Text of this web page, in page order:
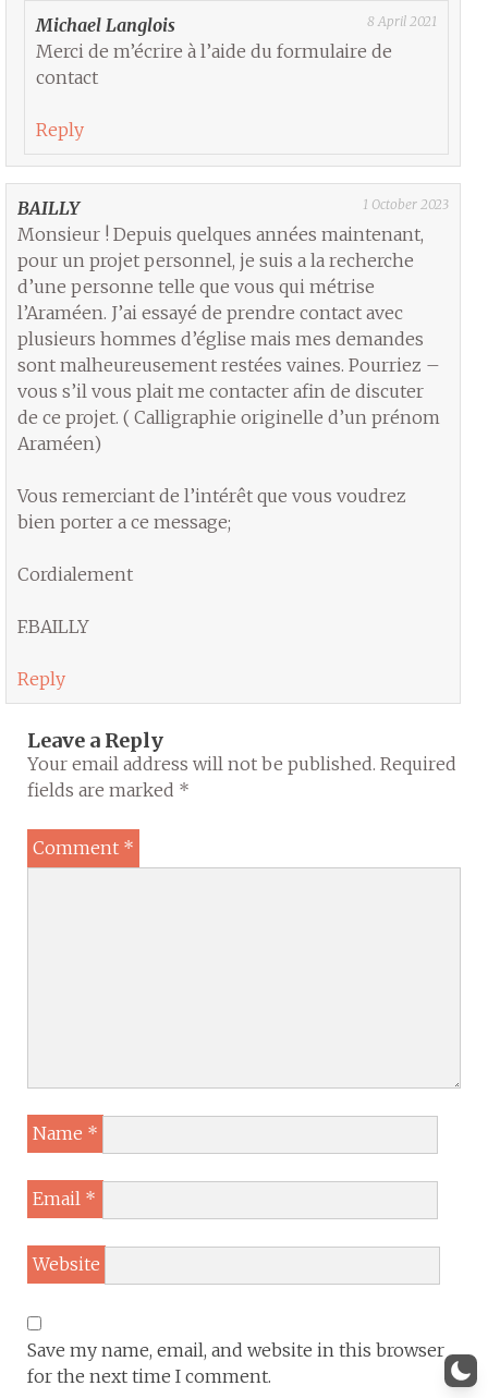
Michael Langlois 8 April 2021
Merci de m’écrire à l’aide du formulaire de
contact
Reply
BAILLY 1 October 2023
Monsieur ! Depuis quelques années maintenant,
pour un projet personnel, je suis a la recherche
d’une personne telle que vous qui métrise
l’Araméen. J’ai essayé de prendre contact avec
plusieurs hommes d’église mais mes demandes
sont malheureusement restées vaines. Pourriez –
vous s’il vous plait me contacter afin de discuter
de ce projet. ( Calligraphie originelle d’un prénom
Araméen)
Vous remerciant de l’intérêt que vous voudrez
bien porter a ce message;
Cordialement
F.BAILLY
Reply
Leave a Reply
Your email address will not be published. Required
fields are marked *
Comment *
Name *
Email *
Website
Save my name, email, and website in this browser
for the next time I comment.